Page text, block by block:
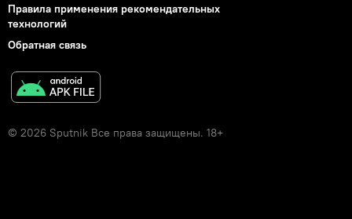
Правила применения рекомендательных
технологий
Обратная связь
© 2026 Sputnik Все права защищены. 18+